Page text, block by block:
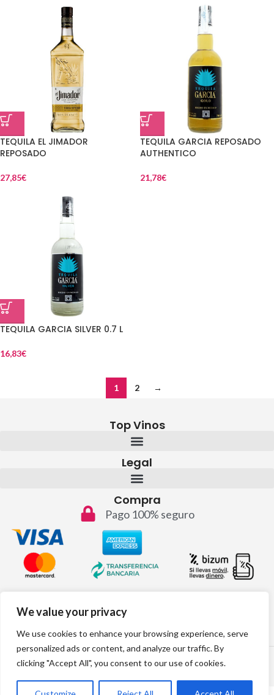
We value your privacy
We use cookies to enhance your browsing experience, serve
personalized ads or content, and analyze our traffic. By
clicking "Accept All", you consent to our use of cookies.
TEQUILA EL JIMADOR
REPOSADO
27,85€
TEQUILA GARCIA REPOSADO
AUTHENTICO
21,78€
TEQUILA GARCIA SILVER 0.7 L
16,83€
1 2 →
Top Vinos
Legal
Compra
Pago 100% seguro
info@topvinos.com
2024 © Todos los derechos reservados
Desarrollo web por: